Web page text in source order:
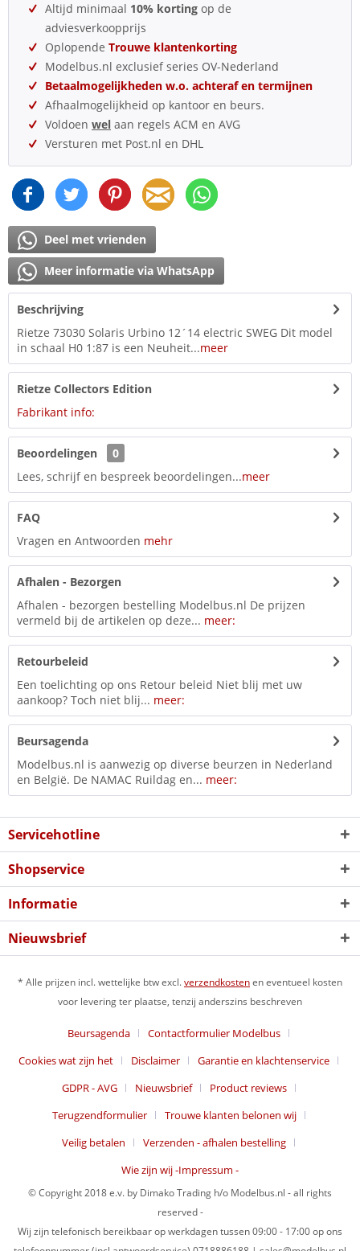
Altijd minimaal 10% korting op de
adviesverkoopprijs
Oplopende Trouwe klantenkorting
Modelbus.nl exclusief series OV-Nederland
Betaalmogelijkheden w.o. achteraf en termijnen
Afhaalmogelijkheid op kantoor en beurs.
Voldoen wel aan regels ACM en AVG
Versturen met Post.nl en DHL
Deel met vrienden
Meer informatie via WhatsApp
Beschrijving
Rietze 73030 Solaris Urbino 12´14 electric SWEG Dit model
in schaal H0 1:87 is een Neuheit...meer
Rietze Collectors Edition
Fabrikant info:
Beoordelingen
0
Lees, schrijf en bespreek beoordelingen...meer
FAQ
Vragen en Antwoorden mehr
Afhalen - Bezorgen
Afhalen - bezorgen bestelling Modelbus.nl De prijzen
vermeld bij de artikelen op deze... meer:
Retourbeleid
Een toelichting op ons Retour beleid Niet blij met uw
aankoop? Toch niet blij... meer:
Beursagenda
Modelbus.nl is aanwezig op diverse beurzen in Nederland
en België. De NAMAC Ruildag en... meer:
Servicehotline
Shopservice
Informatie
Nieuwsbrief
* Alle prijzen incl. wettelijke btw excl.verzendkostenen eventueel kosten
voor levering ter plaatse, tenzij anderszins beschreven
Beursagenda
Contactformulier Modelbus
Cookies wat zijn het
Disclaimer
Garantie en klachtenservice
GDPR - AVG
Nieuwsbrief
Product reviews
Terugzendformulier
Trouwe klanten belonen wij
Veilig betalen
Verzenden - afhalen bestelling
Wie zijn wij -Impressum -
© Copyright 2018 e.v. by Dimako Trading h/o Modelbus.nl - all rights
reserved -
Wij zijn telefonisch bereikbaar op werkdagen tussen 09:00 - 17:00 op ons